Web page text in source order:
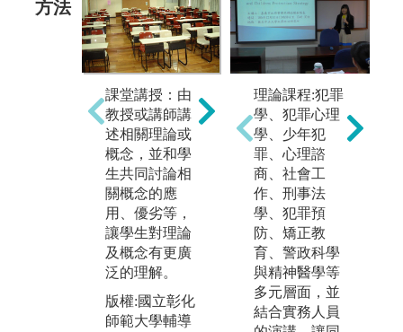
方法
課堂講授：由
教授或講師講
述相關理論或
概念，並和學
生共同討論相
關概念的應
用、優劣等，
讓學生對理論
及概念有更廣
泛的理解。
版權:國立彰化
師範大學輔導
生自大二、大
三開始即必須
定期至中學或
社區見習或實
習，並與教學
或輔導老師的
督導討論。
版權:國立彰化
師範大學輔導
與諮商學系
理論課程:犯罪
學、犯罪心理
學、少年犯
罪、心理諮
商、社會工
作、刑事法
學、犯罪預
防、矯正教
育、警政科學
與精神醫學等
多元層面，並
結合實務人員